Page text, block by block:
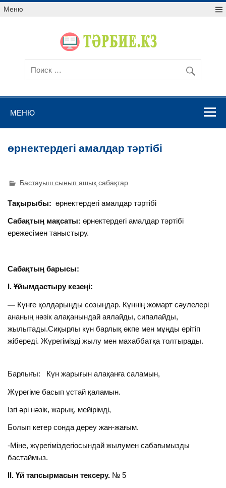
Меню
МЕНЮ
өрнектердегі амалдар тәртібі
Бастауыш сынып ашық сабақтар
Тақырыбы:өрнектердегі амалдар тәртібі
Сабақтың мақсаты: өрнектердегі амалдар тәртібі
ережесімен таныстыру.
Сабақтың барысы:
І. Ұйымдастыру кезеңі:
— Күнге қолдарыңды созыңдар. Күннің жомарт сәулелері
ананың нәзік алақанындай аялайды, сипалайды,
жылытады.Сиқырлы күн барлық өкпе мен мұңды ерітіп
жібереді. Жүрегімізді жылу мен махаббатқа толтырады.
Барлығы: Күн жарығын алақанға саламын,
Жүрегіме басып ұстай қаламын.
Ізгі әрі нәзік, жарық, мейірімді,
Болып кетер сонда дереу жан-жағым.
-Міне, жүрегіміздегіосындай жылумен сабағымызды
бастаймыз.
ІІ. Үй тапсырмасын тексеру. № 5